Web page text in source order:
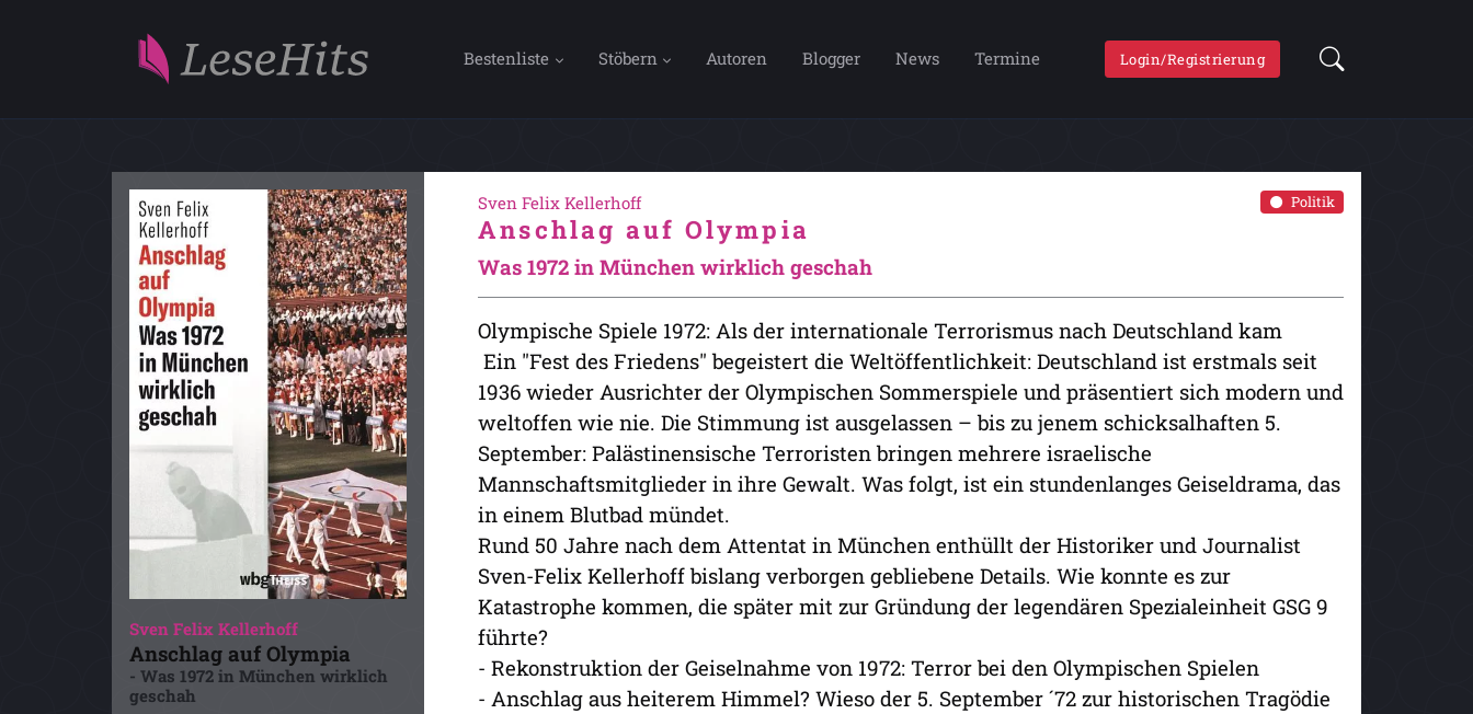
Bestenliste Stöbern Autoren Blogger News Termine Login/Registrierung
Sven Felix Kellerhoff
Anschlag auf Olympia
- Was 1972 in München wirklich
geschah
Politik
Sven Felix Kellerhoff
Anschlag auf Olympia
Was 1972 in München wirklich geschah
Olympische Spiele 1972: Als der internationale Terrorismus nach Deutschland kam
Ein "Fest des Friedens" begeistert die Weltöffentlichkeit: Deutschland ist erstmals seit
1936 wieder Ausrichter der Olympischen Sommerspiele und präsentiert sich modern und
weltoffen wie nie. Die Stimmung ist ausgelassen – bis zu jenem schicksalhaften 5.
September: Palästinensische Terroristen bringen mehrere israelische
Mannschaftsmitglieder in ihre Gewalt. Was folgt, ist ein stundenlanges Geiseldrama, das
in einem Blutbad mündet.
Rund 50 Jahre nach dem Attentat in München enthüllt der Historiker und Journalist
Sven-Felix Kellerhoff bislang verborgen gebliebene Details. Wie konnte es zur
Katastrophe kommen, die später mit zur Gründung der legendären Spezialeinheit GSG 9
führte?
- Rekonstruktion der Geiselnahme von 1972: Terror bei den Olympischen Spielen
- Anschlag aus heiterem Himmel? Wieso der 5. September ´72 zur historischen Tragödie